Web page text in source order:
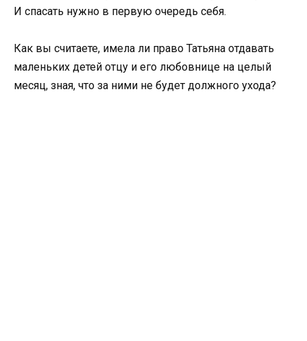
И спасать нужно в первую очередь себя.
Как вы считаете, имела ли право Татьяна отдавать
маленьких детей отцу и его любовнице на целый
месяц, зная, что за ними не будет должного ухода?